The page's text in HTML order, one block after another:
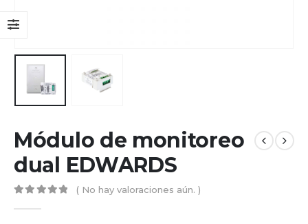
Módulo de monitoreo
dual EDWARDS
( No hay valoraciones aún. )